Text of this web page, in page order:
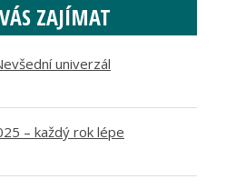
ZAJÍMAT
univerzál
– každý rok lépe